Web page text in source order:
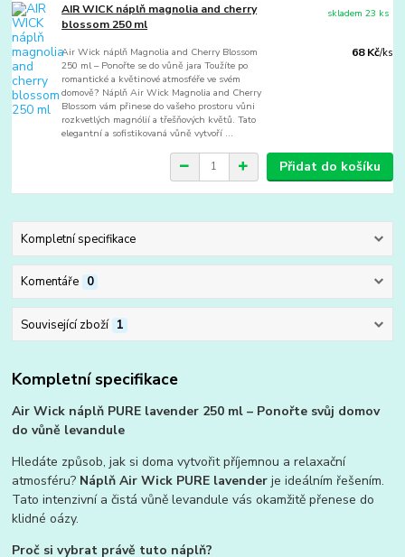
AIR WICK náplň magnolia and cherry
blossom 250 ml
Air Wick náplň Magnolia and Cherry Blossom
250 ml – Ponořte se do vůně jara Toužíte po
romantické a květinové atmosféře ve svém
domově? Náplň Air Wick Magnolia and Cherry
Blossom vám přinese do vašeho prostoru vůni
rozkvetlých magnólií a třešňových květů. Tato
elegantní a sofistikovaná vůně vytvoří ...
68 Kč/ks
skladem 23 ks
Přidat do košíku
Kompletní specifikace
Komentáře 0
Související zboží 1
Kompletní specifikace
Air Wick náplň PURE lavender 250 ml – Ponořte svůj domov
do vůně levandule
Hledáte způsob, jak si doma vytvořit příjemnou a relaxační
atmosféru? Náplň Air Wick PURE lavender je ideálním řešením.
Tato intenzivní a čistá vůně levandule vás okamžitě přenese do
klidné oázy.
Proč si vybrat právě tuto náplň?